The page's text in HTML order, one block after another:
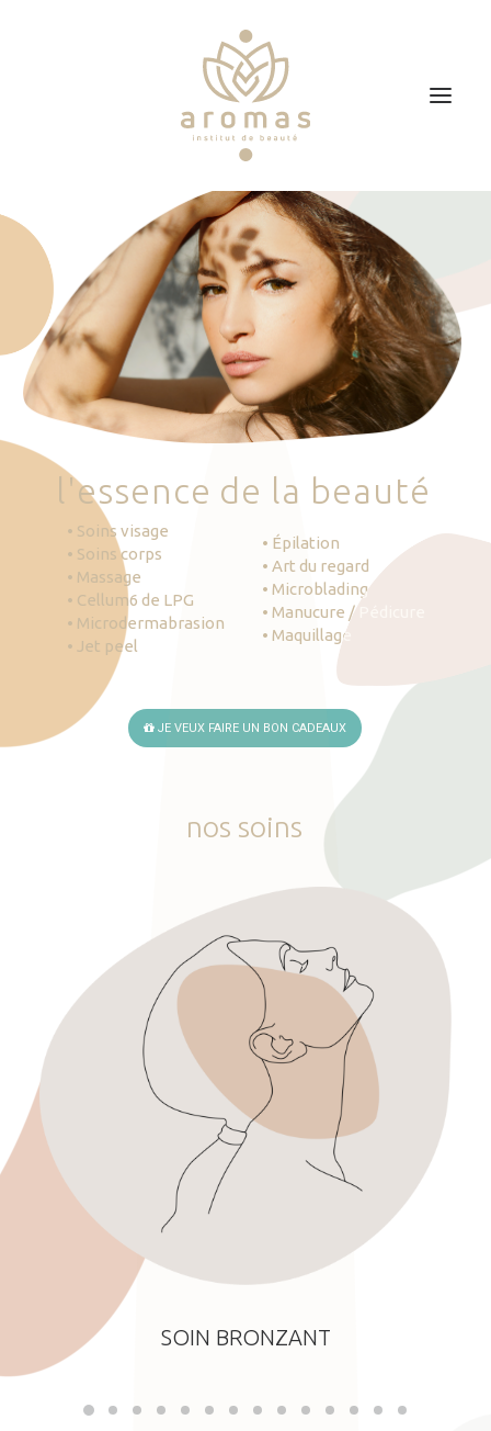
Soins
Je veux faire un bon cadeau
Plan d’accès
Prendre RDV
'essence de la beauté
• Soins visage
• Soins corps
• Massage
• Cellum6 de LPG
• Microdermabrasion
• Jet peel
• Épilation
• Art du regard
• Microblading
• Manucure / Pédicure
• Maquillage
JE VEUX FAIRE UN BON CADEAUX
nos soins
SOIN BRONZANT